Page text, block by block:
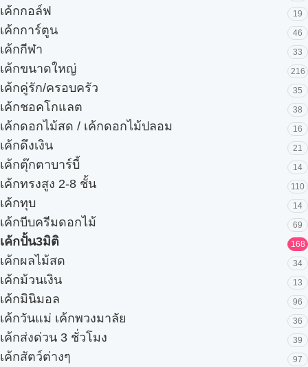
เค้กกอล์ฟ 19
เค้กการ์ตูน 46
เค้กกีฬา 33
เค้กขนาดใหญ่ 216
เค้กคู่รัก/ครอบครัว 35
เค้กชอคโกแลต 38
เค้กดอกไม้สด / เค้กดอกไม้ปลอม 16
เค้กดึงเงิน 21
เค้กตุ๊กตาบาร์บี้ 14
เค้กทรงสูง 2-8 ชั้น 110
เค้กทุบ 14
เค้กบีบครีมดอกไม้ 69
เค้กปั้น3มิติ 168
เค้กผลไม้สด 34
เค้กม้วนเงิน 13
เค้กมินิมอล 96
เค้กวันแม่ เค้กพวงมาลัย 36
เค้กส่งด่วน 3 ชั่วโมง 39
เค้กสัตว์ต่างๆ 97